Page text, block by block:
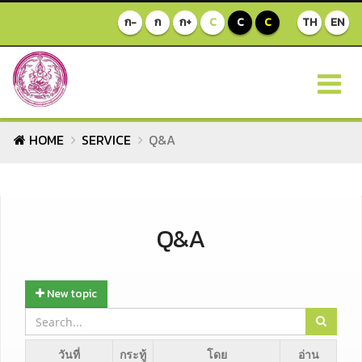
TH EN
ก- ก ก+ C C C
HOME SERVICE Q&A
Q&A
New topic
วันที่ กระทู้ โดย
อ่าน